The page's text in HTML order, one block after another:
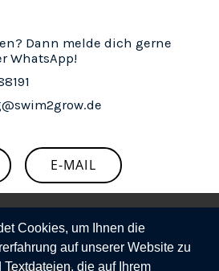
Cookies, um Ihnen die
auf unserer Website zu
die auf Ihrem
Dann melde dich gerne
WhatsApp!
E-MAIL